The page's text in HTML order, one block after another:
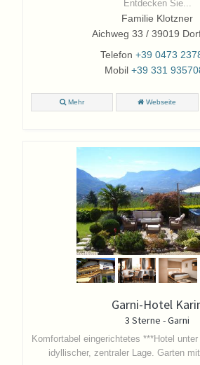
Entdecken Sie...
Familie Klotzner
Aichweg 33 / 39019
Telefon +39 0473
Mobil +39 331
Mehr Webseite
Garni-Hotel
3 Sterne - Garni
Komfortabel eingerichtetes ***Hotel
idyllischer, zentraler Lage. Garten mit